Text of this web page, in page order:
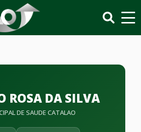
ROSA DA SILVA
DE SAUDE CATALAO